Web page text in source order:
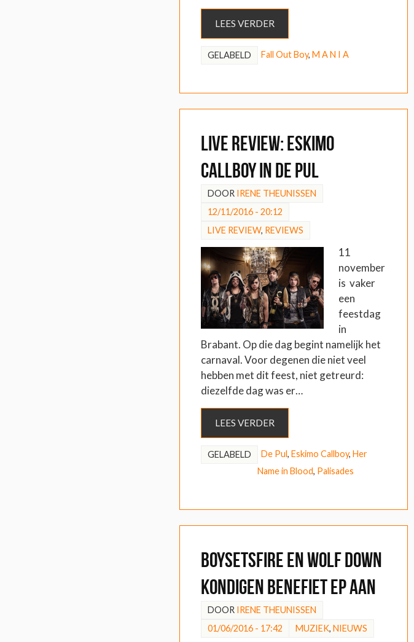
LEES VERDER
GELABELD Fall Out Boy, M A N I A
LIVE REVIEW: Eskimo
Callboy in De Pul
DOOR IRENE THEUNISSEN
12/11/2016 - 20:12
LIVE REVIEW, REVIEWS
11
november
is vaker
een
feestdag
in
Brabant. Op die dag begint namelijk het
carnaval. Voor degenen die niet veel
hebben met dit feest, niet getreurd:
diezelfde dag was er…
LEES VERDER
GELABELD De Pul, Eskimo Callboy, Her
Name in Blood, Palisades
BoySetsFire en Wolf Down
kondigen benefiet EP aan
DOOR IRENE THEUNISSEN
01/06/2016 - 17:42
MUZIEK, NIEUWS